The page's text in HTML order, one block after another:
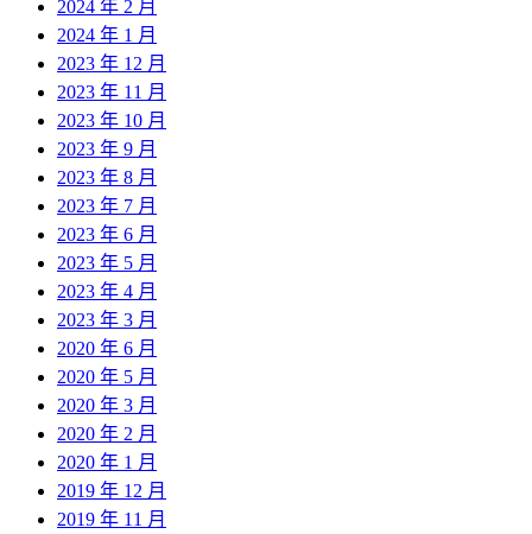
2024 年 2 月
2024 年 1 月
2023 年 12 月
2023 年 11 月
2023 年 10 月
2023 年 9 月
2023 年 8 月
2023 年 7 月
2023 年 6 月
2023 年 5 月
2023 年 4 月
2023 年 3 月
2020 年 6 月
2020 年 5 月
2020 年 3 月
2020 年 2 月
2020 年 1 月
2019 年 12 月
2019 年 11 月